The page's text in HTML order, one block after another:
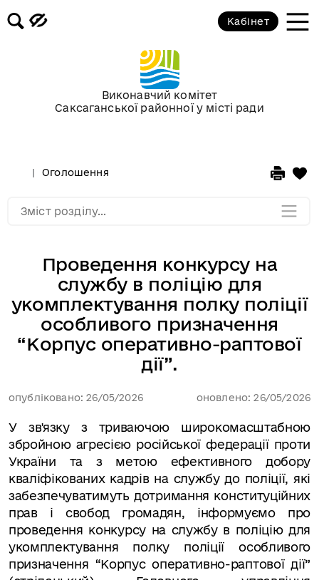
Виконавчий комітет
Саксаганської районної у місті ради
Кабінет
Оголошення
Проведення конкурсу на
службу в поліцію для
укомплектування полку поліції
особливого призначення
“Корпус оперативно-раптової
дії”.
опубліковано: 26/05/2026 оновлено: 26/05/2026
У зв'язку з триваючою широкомасштабною
збройною агресією російської федерації проти
України та з метою ефективного добору
кваліфікованих кадрів на службу до поліції, які
забезпечуватимуть дотримання конституційних
прав і свобод громадян, інформуємо про
проведення конкурсу на службу в поліцію для
укомплектування полку поліції особливого
призначення “Корпус оперативно-раптової дії”
Зміст розділу...
Відеофіксація засідань постійних
комісій та пленарних засідань
районної ради